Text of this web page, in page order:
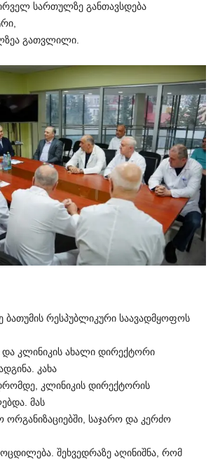
სართულზე განთავსდება
გათვლილი.
ბათუმის რესპუბლიკური საავადმყოფოს
კლინიკის ახალი დირექტორი
კახა
კლინიკის დირექტორის
მას
ორგანიზაციებში, საჯარო და კერძო
შეხვედრაზე აღინიშნა, რომ